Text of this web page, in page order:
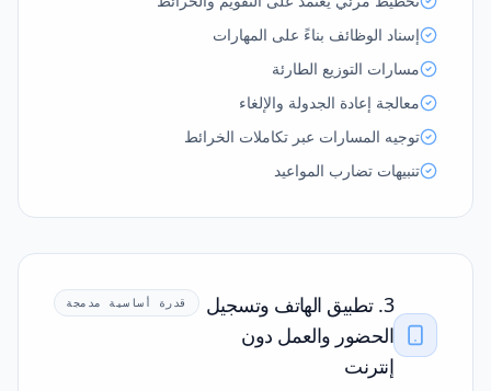
إسناد الوظائف بناءً على المهارات
مسارات التوزيع الطارئة
معالجة إعادة الجدولة والإلغاء
توجيه المسارات عبر تكاملات الخرائط
تنبيهات تضارب المواعيد
3. تطبيق الهاتف وتسجيل
الحضور والعمل دون
إنترنت
قدرة أساسية مدمجة